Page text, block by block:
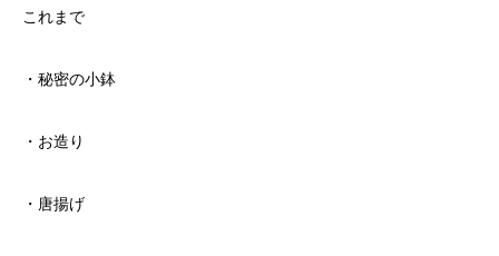
これまで
・秘密の小鉢
・お造り
・唐揚げ